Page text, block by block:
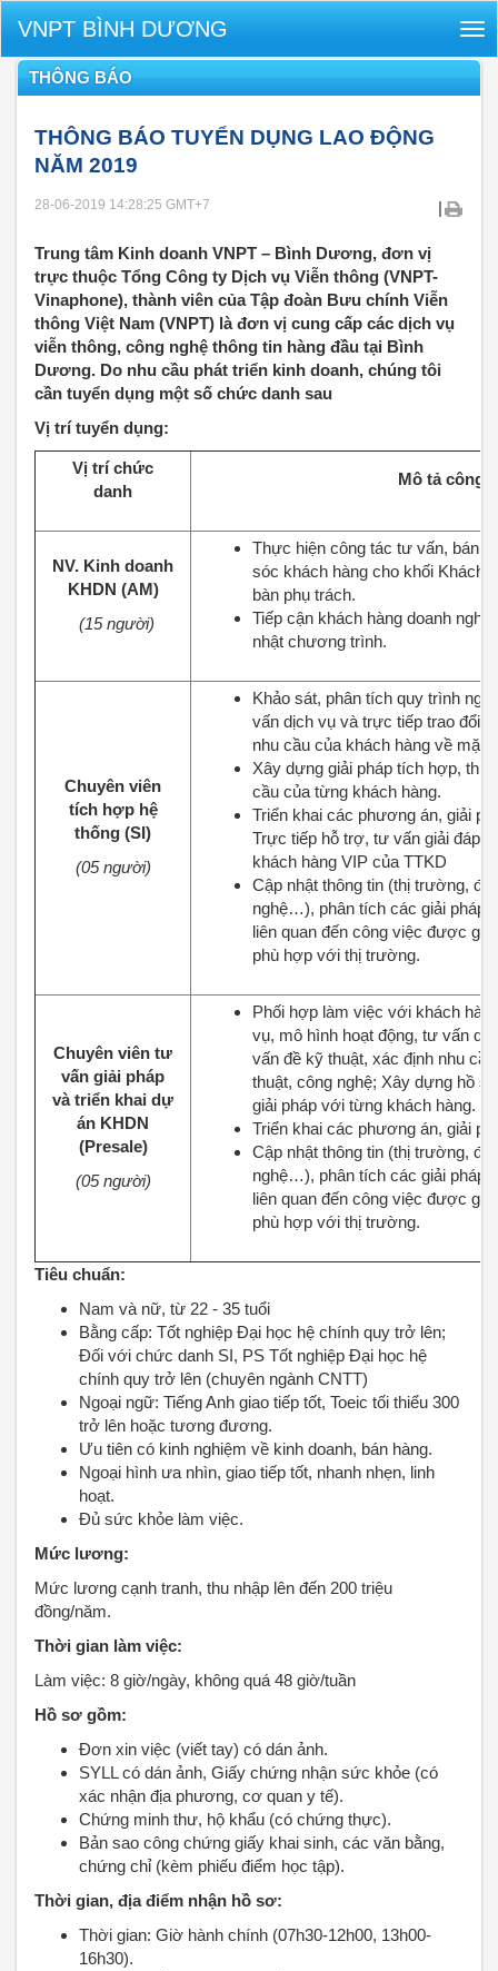
VNPT BÌNH DƯƠNG
THÔNG BÁO
THÔNG BÁO TUYỂN DỤNG LAO ĐỘNG
NĂM 2019
28-06-2019 14:28:25 GMT+7 |
Trung tâm Kinh doanh VNPT – Bình Dương, đơn vị
trực thuộc Tổng Công ty Dịch vụ Viễn thông (VNPT-
Vinaphone), thành viên của Tập đoàn Bưu chính Viễn
thông Việt Nam (VNPT) là đơn vị cung cấp các dịch vụ
viễn thông, công nghệ thông tin hàng đầu tại Bình
Dương. Do nhu cầu phát triển kinh doanh, chúng tôi
cần tuyển dụng một số chức danh sau
Vị trí tuyển dụng:
Vị trí chức
danh
Mô tả công
NV. Kinh doanh
KHDN (AM)
(15 người)
Thực hiện công tác tư vấn, bán
sóc khách hàng cho khối Khách
bàn phụ trách.
Tiếp cận khách hàng doanh
nhật chương trình.
Chuyên viên
tích hợp hệ
thống (SI)
(05 người)
Khảo sát, phân tích quy trình
vấn dịch vụ và trực tiếp trao đổi
nhu cầu của khách hàng về mặt
Xây dựng giải pháp tích hợp,
cầu của từng khách hàng.
Triển khai các phương án, giải
Trực tiếp hỗ trợ, tư vấn giải đáp
khách hàng VIP của TTKD
Cập nhật thông tin (thị trường,
nghệ…), phân tích các giải pháp,
liên quan đến công việc được
phù hợp với thị trường.
Chuyên viên tư
vấn giải pháp
và triển khai dự
án KHDN
(Presale)
(05 người)
Phối hợp làm việc với khách
vụ, mô hình hoạt động, tư vấn
vấn đề kỹ thuật, xác định nhu
thuật, công nghệ; Xây dựng hồ
giải pháp với từng khách hàng.
Triển khai các phương án, giải
Cập nhật thông tin (thị trường,
nghệ…), phân tích các giải pháp,
liên quan đến công việc được
phù hợp với thị trường.
Tiêu chuẩn:
Nam và nữ, từ 22 - 35 tuổi
Bằng cấp: Tốt nghiệp Đại học hệ chính quy trở lên;
Đối với chức danh SI, PS Tốt nghiệp Đại học hệ
chính quy trở lên (chuyên ngành CNTT)
Ngoại ngữ: Tiếng Anh giao tiếp tốt, Toeic tối thiểu 300
trở lên hoặc tương đương.
Ưu tiên có kinh nghiệm về kinh doanh, bán hàng.
Ngoại hình ưa nhìn, giao tiếp tốt, nhanh nhẹn, linh
hoạt.
Đủ sức khỏe làm việc.
Mức lương:
Mức lương cạnh tranh, thu nhập lên đến 200 triệu
đồng/năm.
Thời gian làm việc:
Làm việc: 8 giờ/ngày, không quá 48 giờ/tuần
Hồ sơ gồm:
Đơn xin việc (viết tay) có dán ảnh.
SYLL có dán ảnh, Giấy chứng nhận sức khỏe (có
xác nhận địa phương, cơ quan y tế).
Chứng minh thư, hộ khẩu (có chứng thực).
Bản sao công chứng giấy khai sinh, các văn bằng,
chứng chỉ (kèm phiếu điểm học tập).
Thời gian, địa điểm nhận hồ sơ:
Thời gian: Giờ hành chính (07h30-12h00, 13h00-
16h30).